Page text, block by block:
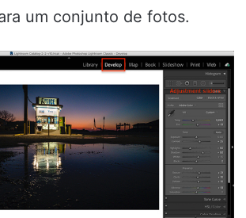
um conjunto de fotos.